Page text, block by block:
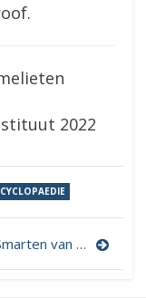
2022
Zeven Smarten van Maria